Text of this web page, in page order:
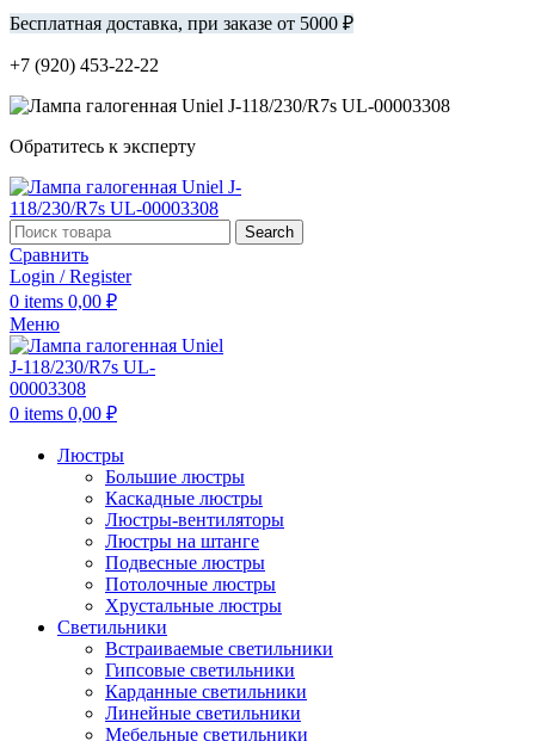
Бесплатная доставка, при заказе от 5000 ₽
+7 (920) 453-22-22
Обратитесь к эксперту
Search
Сравнить
Login / Register
0 items 0,00 ₽
Меню
0 items 0,00 ₽
Люстры
Большие люстры
Каскадные люстры
Люстры-вентиляторы
Люстры на штанге
Подвесные люстры
Потолочные люстры
Хрустальные люстры
Светильники
Встраиваемые светильники
Гипсовые светильники
Карданные светильники
Линейные светильники
Мебельные светильники